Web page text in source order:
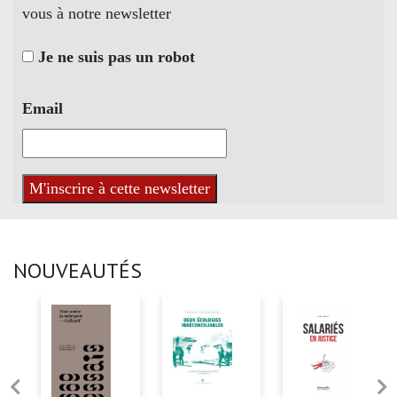
vous à notre newsletter
Je ne suis pas un robot
Email
NOUVEAUTÉS